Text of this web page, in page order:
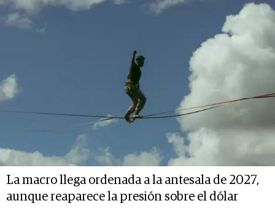
La macro llega ordenada a la antesala de 2027,
aunque reaparece la presión sobre el dólar